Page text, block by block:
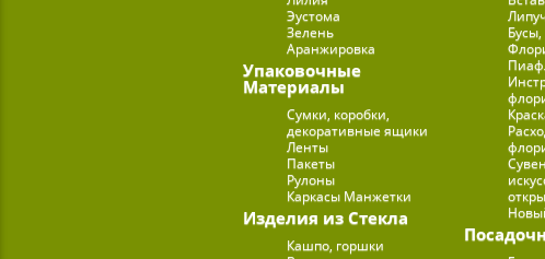
Эустома
Зелень
Аранжировка
Упаковочные
Материалы
Сумки, коробки,
декоративные ящики
Ленты
Пакеты
Рулоны
Каркасы Манжетки
Изделия из Стекла
Кашпо, горшки